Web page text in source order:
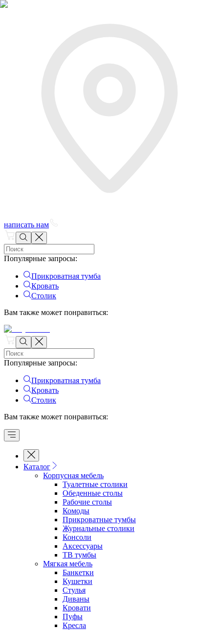
написать нам
Популярные запросы:
Прикроватная тумба
Кровать
Столик
Вам также может понравиться:
Популярные запросы:
Прикроватная тумба
Кровать
Столик
Вам также может понравиться:
Каталог
Корпусная мебель
Туалетные столики
Обеденные cтолы
Рабочие столы
Комоды
Прикроватные тумбы
Журнальные столики
Консоли
Аксессуары
ТВ тумбы
Мягкая мебель
Банкетки
Кушетки
Стулья
Диваны
Кровати
Пуфы
Кресла